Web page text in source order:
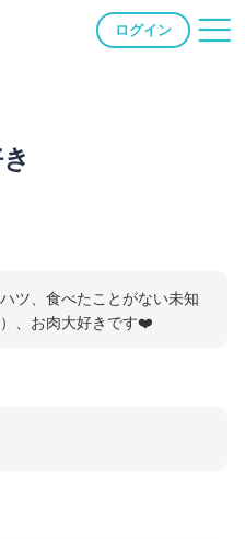
ログイン
ツ、食べたことがない未知
、お肉大好きです❤️